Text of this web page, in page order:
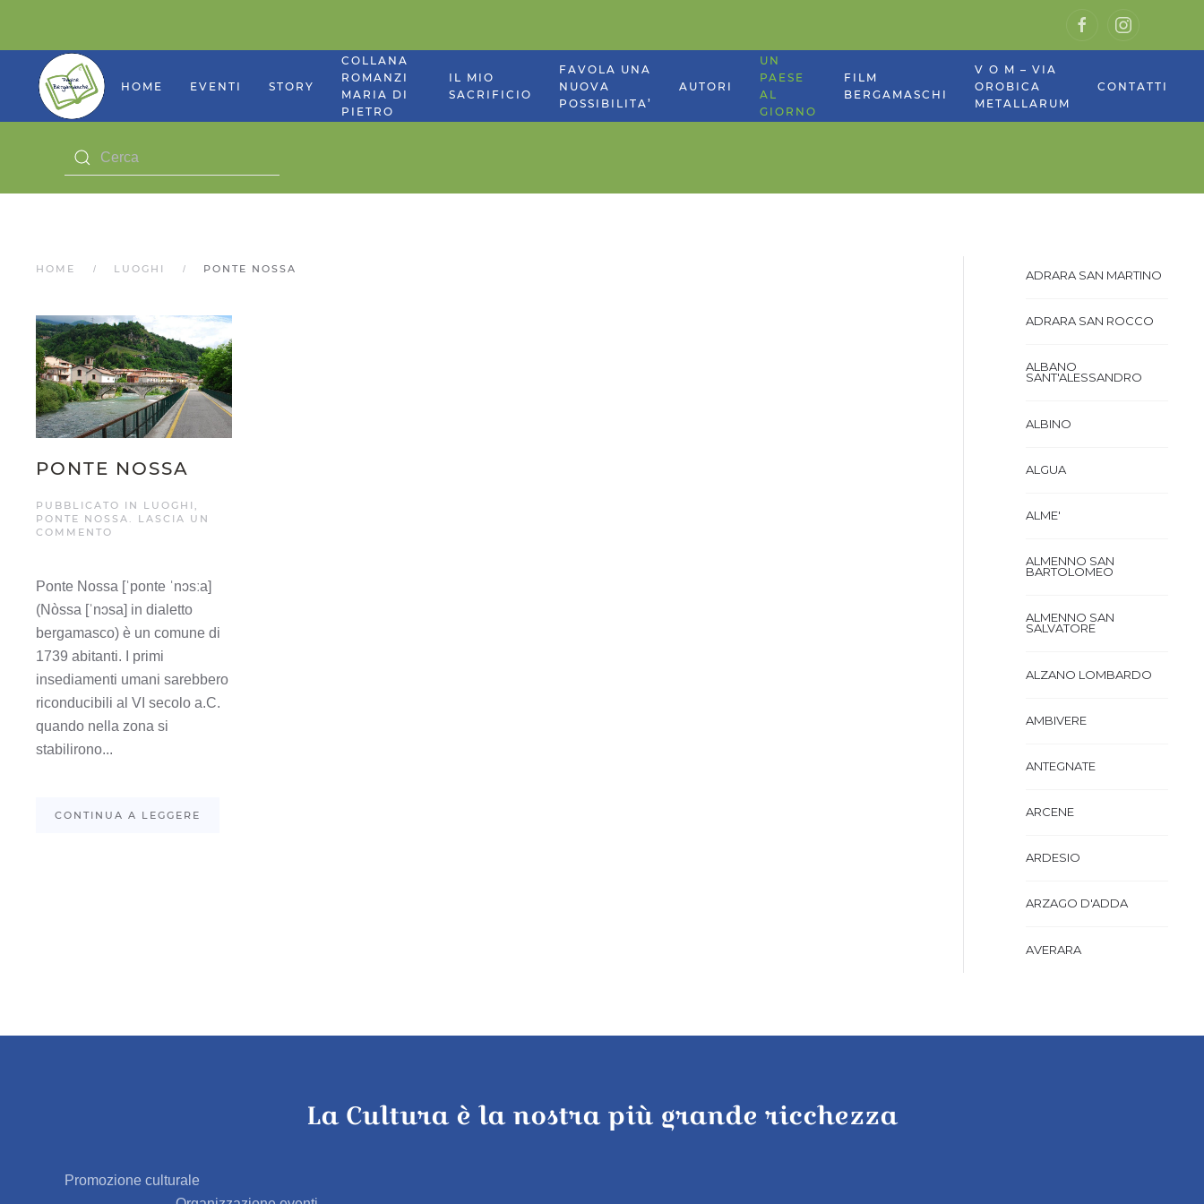
HOME EVENTI STORY
COLLANA
ROMANZI
MARIA DI
PIETRO
IL MIO
SACRIFICIO
FAVOLA UNA
NUOVA
POSSIBILITA’
AUTORI
UN
PAESE
AL
GIORNO
FILM
BERGAMASCHI
V O M – VIA
OROBICA
METALLARUM
CONTATTI
HOME LUOGHI PONTE NOSSA
PONTE NOSSA
PUBBLICATO IN LUOGHI
PONTE NOSSA
LASCIA UN
COMMENTO
Ponte Nossa [ˈponte ˈnɔsːa]
(Nòssa [ˈnɔsa] in dialetto
bergamasco) è un comune di
1739 abitanti. I primi
insediamenti umani sarebbero
riconducibili al VI secolo a.C.
quando nella zona si
stabilirono...
CONTINUA A LEGGERE
ADRARA SAN MARTINO
ADRARA SAN ROCCO
ALBANO
SANT'ALESSANDRO
ALBINO
ALGUA
ALME'
ALMENNO SAN
BARTOLOMEO
ALMENNO SAN
SALVATORE
ALZANO LOMBARDO
AMBIVERE
ANTEGNATE
ARCENE
ARDESIO
ARZAGO D'ADDA
AVERARA
La Cultura è la nostra più grande ricchezza
Promozione culturale